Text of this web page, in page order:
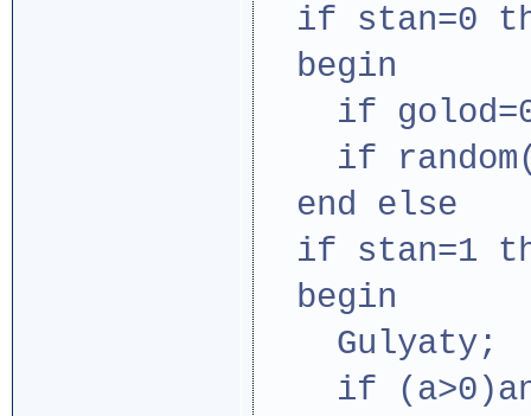
if stan=0
begin
if golod=0
if
end else
if stan=1
begin
Gulyaty;
if